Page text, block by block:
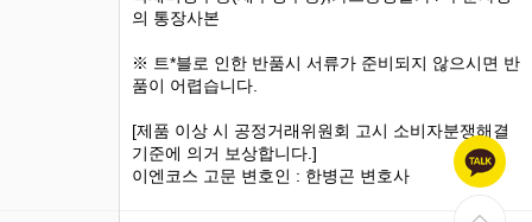
의 통장사본
※ 트*블로 인한 반품시 서류가 준비되지 않으시면 반
품이 어렵습니다.
[제품 이상 시 공정거래위원회 고시 소비자분쟁해결
기준에 의거 보상합니다.]
이엔코스 고문 변호인 : 한병곤 변호사